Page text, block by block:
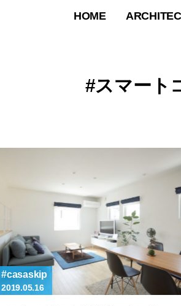
HOME
スマート
casaskip
2019.05.16